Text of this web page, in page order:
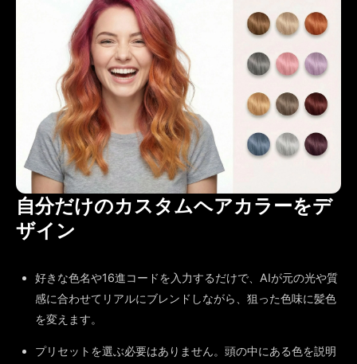
自分だけのカスタムヘアカラーをデ
ザイン
好きな色名や16進コードを入力するだけで、AIが元の光や質
感に合わせてリアルにブレンドしながら、狙った色味に髪色
を変えます。
プリセットを選ぶ必要はありません。頭の中にある色を説明